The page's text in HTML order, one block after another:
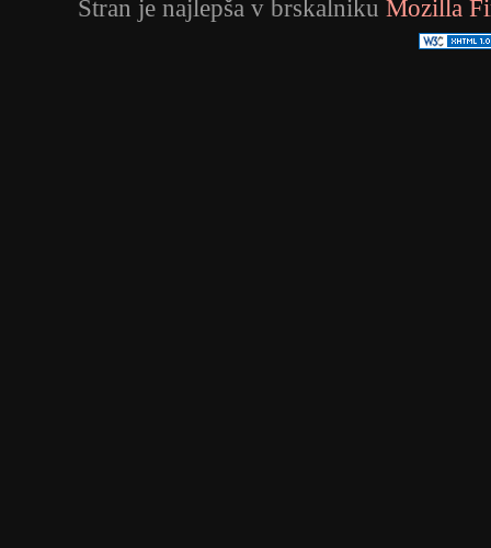
Stran je najlepša v brskalniku Mozilla